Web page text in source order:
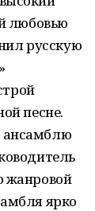
любовью
русскую
песне.
ансамблю
жанровой
ярко